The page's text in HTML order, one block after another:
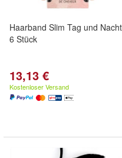
Haarband Slim Tag und Nacht
6 Stück
13,13 €
Kostenloser Versand